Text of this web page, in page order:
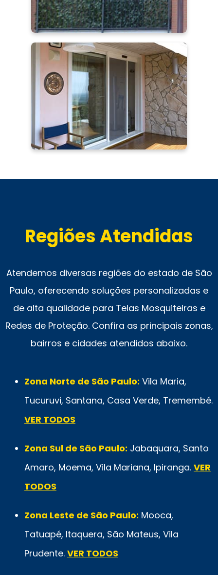
Regiões Atendidas
Atendemos diversas regiões do estado de São
Paulo, oferecendo soluções personalizadas e
de alta qualidade para Telas Mosquiteiras e
Redes de Proteção. Confira as principais zonas,
bairros e cidades atendidos abaixo.
Zona Norte de São Paulo: Vila Maria,
Tucuruvi, Santana, Casa Verde, Tremembé.
VER TODOS
Zona Sul de São Paulo: Jabaquara, Santo
Amaro, Moema, Vila Mariana, Ipiranga. VER
TODOS
Zona Leste de São Paulo: Mooca,
Tatuapé, Itaquera, São Mateus, Vila
Prudente. VER TODOS